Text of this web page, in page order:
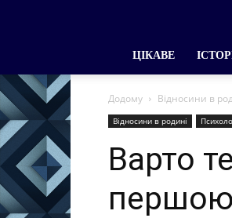
ЦІКАВЕ
Додому Відносини в
Відносини в родині
Варто